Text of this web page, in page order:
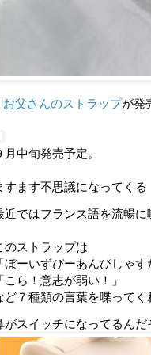
お父さんのストラップが発
月中旬発売予定。
すます不思議になってくる
近ではフランス語を流暢
のストラップは
「ぼーいずびーあんびしゃす
「こら！意志が弱い！」
ど７種類の言葉を喋ってく
がスイッチになってるんだ